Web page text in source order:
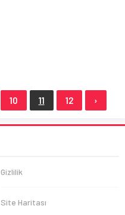
10 11 12 ›
Gizlilik
Site Haritası